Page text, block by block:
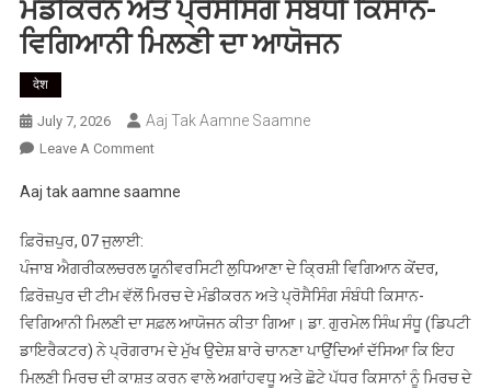
ਮੰਡੀਕਰਨ ਅਤੇ ਪ੍ਰੋਸੈਸਿੰਗ ਸਬੰਧੀ ਕਿਸਾਨ-
ਵਿਗਿਆਨੀ ਮਿਲਣੀ ਦਾ ਆਯੋਜਨ
देश
July 7, 2026 Aaj Tak Aamne Saamne
Leave A CommentOn
ਕੇ.ਵੀ.ਕੇ.
ਮਿਰਚ
ਦੇ
ਮੰਡੀਕਰਨ
ਅਤੇ
ਪ੍ਰੋਸੈਸਿੰਗ
Aaj tak aamne saamne
ਫ਼ਿਰੋਜ਼ਪੁਰ, 07 ਜੁਲਾਈ:
ਪੰਜਾਬ ਐਗਰੀਕਲਚਰਲ ਯੂਨੀਵਰਸਿਟੀ ਲੁਧਿਆਣਾ ਦੇ ਕ੍ਰਿਸ਼ੀ ਵਿਗਿਆਨ ਕੇਂਦਰ,
ਫ਼ਿਰੋਜ਼ਪੁਰ ਦੀ ਟੀਮ ਵੱਲੋਂ ਮਿਰਚ ਦੇ ਮੰਡੀਕਰਨ ਅਤੇ ਪ੍ਰੋਸੈਸਿੰਗ ਸੰਬੰਧੀ ਕਿਸਾਨ-
ਵਿਗਿਆਨੀ ਮਿਲਣੀ ਦਾ ਸਫ਼ਲ ਆਯੋਜਨ ਕੀਤਾ ਗਿਆ। ਡਾ. ਗੁਰਮੇਲ ਸਿੰਘ ਸੰਧੂ (ਡਿਪਟੀ
ਡਾਇਰੈਕਟਰ) ਨੇ ਪ੍ਰੋਗਰਾਮ ਦੇ ਮੁੱਖ ਉਦੇਸ਼ ਬਾਰੇ ਚਾਨਣਾ ਪਾਉਂਦਿਆਂ ਦੱਸਿਆ ਕਿ ਇਹ
ਮਿਲਣੀ ਮਿਰਚ ਦੀ ਕਾਸ਼ਤ ਕਰਨ ਵਾਲੇ ਅਗਾਂਹਵਧੂ ਅਤੇ ਛੋਟੇ ਪੱਧਰ ਕਿਸਾਨਾਂ ਨੂੰ ਮਿਰਚ ਦੇ